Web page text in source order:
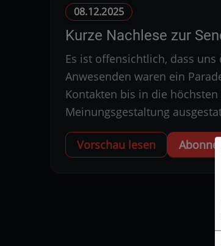
08.12.2025
Kurze Nachlese zur
Es ist offensichtlich, dass
Anwesenden waren ein
Kontakten bis in die
Meinungsgestaltung
Vorschau lesen